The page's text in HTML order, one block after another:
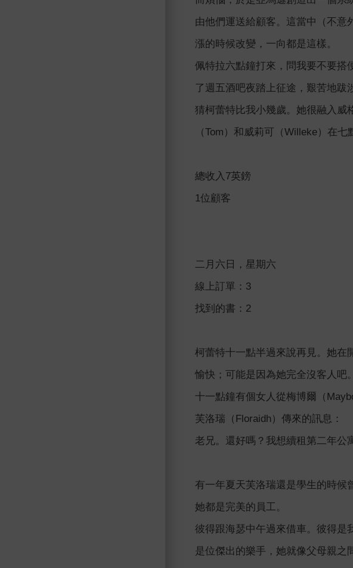
由他們運送給顧客。這當中（不意
漲的時候改變，一向都是這樣。
佩特拉六點鐘打來，問我要不要搭
了週五酒吧夜踏上征途，艱苦地
猜柯蕾特比我小幾歲。她很融入威
（Tom）和威莉可（Willeke）在
總收入7英鎊
1位顧客
二月六日，星期六
線上訂單：3
找到的書：2
柯蕾特十一點半過來說再見。她在
愉快；可能是因為她完全沒客人吧
十一點鐘有個女人從梅博爾（
芙洛瑞（Floraidh）傳來的訊息：
老兄。還好嗎？我想續租第二年公
有一年夏天芙洛瑞還是學生的時候
她都是完美的員工。
彼得跟海瑟中午過來借車。彼得是
是位傑出的樂手，她就像父母親之